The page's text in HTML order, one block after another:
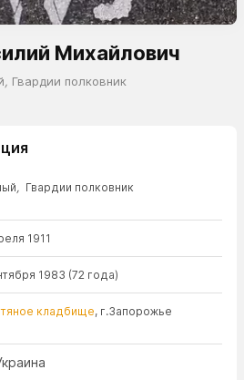
Михайлович
, Гвардии полковник
, Гвардии полковник
1911
1983 (72 года)
кладбище, г.Запорожье